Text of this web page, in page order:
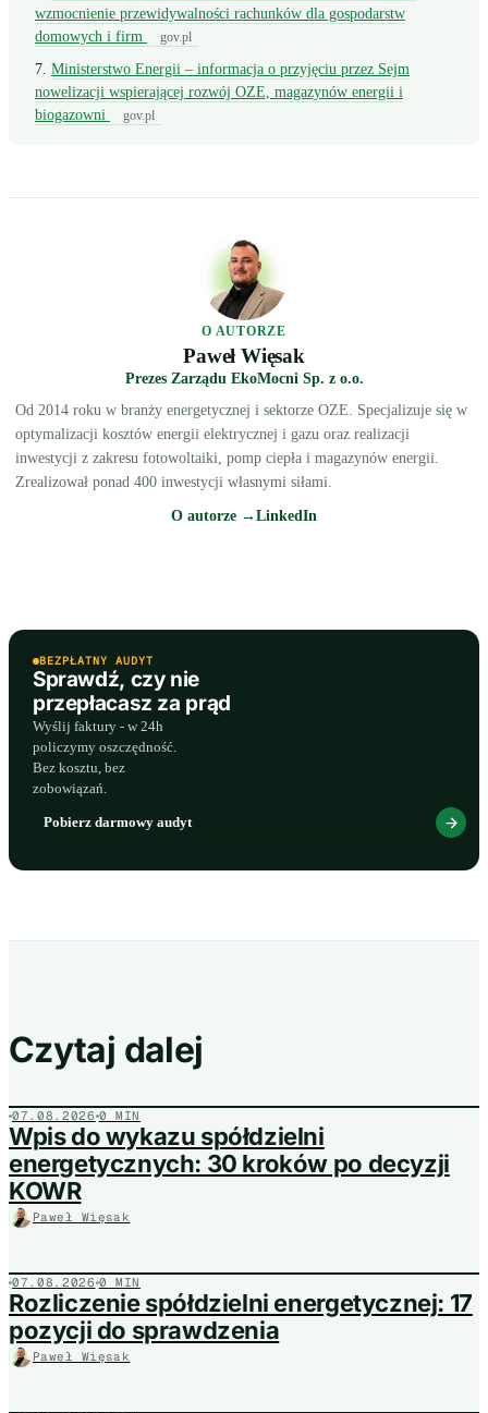
wzmocnienie przewidywalności rachunków dla gospodarstw
domowych i firm
gov.pl
Ministerstwo Energii – informacja o przyjęciu przez Sejm
nowelizacji wspierającej rozwój OZE, magazynów energii i
biogazowni
gov.pl
O AUTORZE
Paweł Więsak
Prezes Zarządu EkoMocni Sp. z o.o.
Od 2014 roku w branży energetycznej i sektorze OZE. Specjalizuje się w
optymalizacji kosztów energii elektrycznej i gazu oraz realizacji
inwestycji z zakresu fotowoltaiki, pomp ciepła i magazynów energii.
Zrealizował ponad 400 inwestycji własnymi siłami.
O autorze → LinkedIn
BEZPŁATNY AUDYT
Sprawdź, czy nie
przepłacasz za prąd
Wyślij faktury - w 24h
policzymy oszczędność.
Bez kosztu, bez
zobowiązań.
Pobierz darmowy audyt
Czytaj dalej
07.08.2026 0 MIN
Wpis do wykazu spółdzielni
energetycznych: 30 kroków po decyzji
KOWR
Paweł Więsak
07.08.2026 0 MIN
Rozliczenie spółdzielni energetycznej: 17
pozycji do sprawdzenia
Paweł Więsak